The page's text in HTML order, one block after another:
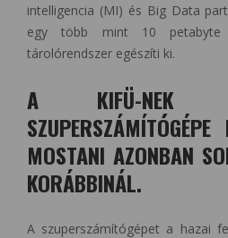
intelligencia (MI) és Big Data
egy több mint 10 petabyte
tárolórendszer egészíti ki.
A KIFÜ-NEK
MOSTANI AZONBAN
KORÁBBINÁL.
A szuperszámítógépet a hazai